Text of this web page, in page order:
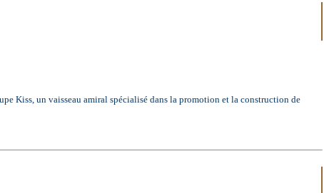
Kiss, un vaisseau amiral spécialisé dans la promotion et la construction de